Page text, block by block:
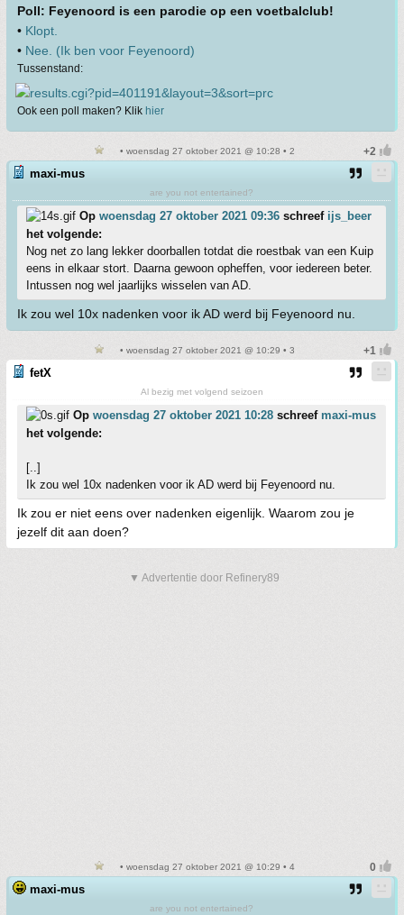
Poll: Feyenoord is een parodie op een voetbalclub!
• Klopt.
• Nee. (Ik ben voor Feyenoord)
Tussenstand:
Ook een poll maken? Klik hier
• woensdag 27 oktober 2021 @ 10:28 • 2
maxi-mus
are you not entertained?
Op woensdag 27 oktober 2021 09:36 schreef ijs_beer
het volgende:
Nog net zo lang lekker doorballen totdat die roestbak van een Kuip
eens in elkaar stort. Daarna gewoon opheffen, voor iedereen beter.
Intussen nog wel jaarlijks wisselen van AD.
Ik zou wel 10x nadenken voor ik AD werd bij Feyenoord nu.
• woensdag 27 oktober 2021 @ 10:29 • 3
fetX
Al bezig met volgend seizoen
Op woensdag 27 oktober 2021 10:28 schreef maxi-mus
het volgende:
[..]
Ik zou wel 10x nadenken voor ik AD werd bij Feyenoord nu.
Ik zou er niet eens over nadenken eigenlijk. Waarom zou je
jezelf dit aan doen?
▼ Advertentie door Refinery89
• woensdag 27 oktober 2021 @ 10:29 • 4
maxi-mus
are you not entertained?